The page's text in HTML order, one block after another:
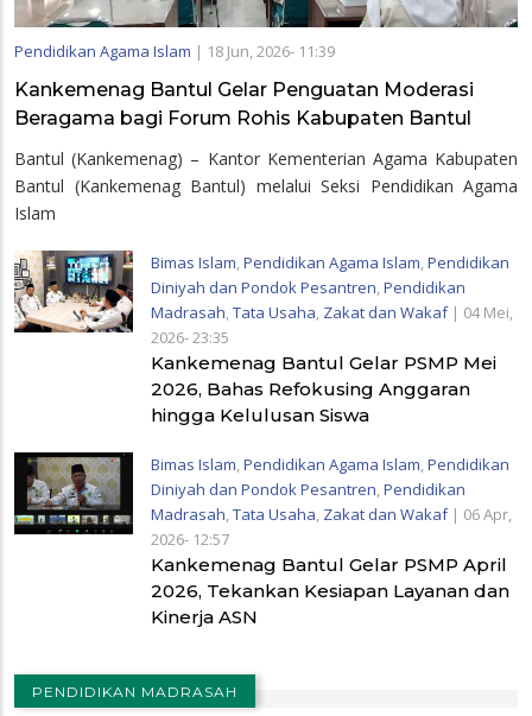
Pendidikan Agama Islam | 18 Jun, 2026- 11:39
Kankemenag Bantul Gelar Penguatan Moderasi
Beragama bagi Forum Rohis Kabupaten Bantul
Bantul (Kankemenag) – Kantor Kementerian Agama Kabupaten
Bantul (Kankemenag Bantul) melalui Seksi Pendidikan Agama
Islam
Bimas Islam,Pendidikan Agama Islam,Pendidikan
Diniyah dan Pondok Pesantren,Pendidikan
Madrasah,Tata Usaha, Zakat dan Wakaf| 04 Mei,
2026- 23:35
Kankemenag Bantul Gelar PSMP Mei
2026, Bahas Refokusing Anggaran
hingga Kelulusan Siswa
Bimas Islam,Pendidikan Agama Islam,Pendidikan
Diniyah dan Pondok Pesantren,Pendidikan
Madrasah,Tata Usaha, Zakat dan Wakaf| 06 Apr,
2026- 12:57
Kankemenag Bantul Gelar PSMP April
2026, Tekankan Kesiapan Layanan dan
Kinerja ASN
PENDIDIKAN MADRASAH